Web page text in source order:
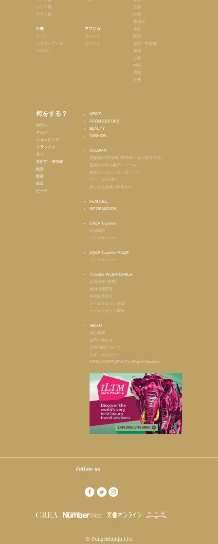
ハワイ島
マウイ島
中東
ドバイ
イスタンブール
ヨルダン
アフリカ
モロッコ
ボツワナ
京都
沖縄
北海道
東北
関東
北陸・甲信越
東海
近畿
中国
四国
九州
何をする？
ホテル
グルメ
ショッピング
リラックス
スパ
美術館・博物館
絶景
散策
温泉
ビーチ
NEWS
FROM EDITORS
BEAUTY
FASHION
COLUMN
齋藤薫のTRAVEL NOTES「心に残る時間」
至福のホテル最新ニュース
最旬シークレット・ロンドン
アートなNY便り
気になる世界の街角から
FEATURE
INFORMATION
CREA Traveller
定期購読
バックナンバー
CREA Traveller MOOK
バックナンバー
Traveller WEB MEMBER
会員登録 (無料)
会員情報変更
各種お手続き
メールマガジン登録
メールマガジン解除
ABOUT
会社概要
お問い合わせ
広告掲載について
サイトポリシー
MEIDA OVERVIEW (For English Speaker)
Follow us
© Bungeishunju Ltd.